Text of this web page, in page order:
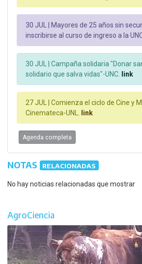
30 JUL |
Mayores de 25 años sin
inscribirse al curso de ingreso a la
30 JUL |
Campaña solidaria "Donar
solidario que salva vidas"-UNC.
link
27 JUL |
Comienza el ciclo de Cine y
Cinemateca-UNL.
link
Agenda completa
NOTAS RELACIONADAS
No hay noticias relacionadas que mostrar
AgroCiencia